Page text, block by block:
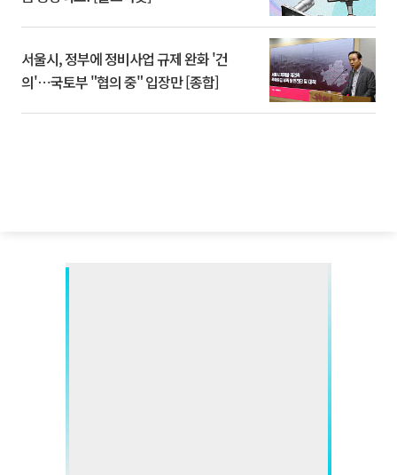
서울시, 정부에 정비사업 규제 완화 '건
의'⋯국토부 "협의 중" 입장만 [종합]